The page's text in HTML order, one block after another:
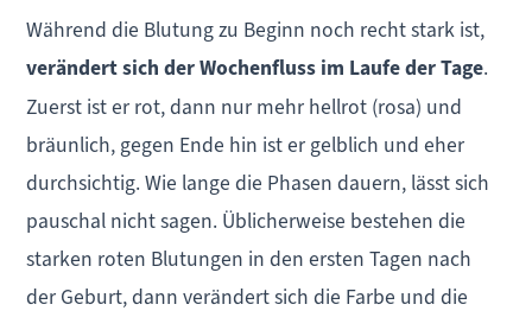
Während die Blutung zu Beginn noch recht stark ist,
verändert sich der Wochenfluss im Laufe der Tage.
Zuerst ist er rot, dann nur mehr hellrot (rosa) und
bräunlich, gegen Ende hin ist er gelblich und eher
durchsichtig. Wie lange die Phasen dauern, lässt sich
pauschal nicht sagen. Üblicherweise bestehen die
starken roten Blutungen in den ersten Tagen nach
der Geburt, dann verändert sich die Farbe und die